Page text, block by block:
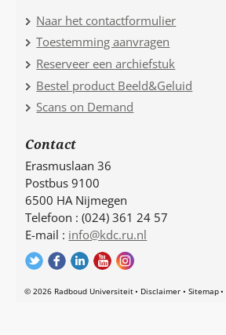
Naar het contactformulier
Toestemming aanvragen
Reserveer een archiefstuk
Bestel product Beeld&Geluid
Scans on Demand
Contact
Erasmuslaan 36
Postbus 9100
6500 HA Nijmegen
Telefoon : (024) 361 24 57
E-mail : info@kdc.ru.nl
© 2026 Radboud Universiteit Disclaimer Sitemap